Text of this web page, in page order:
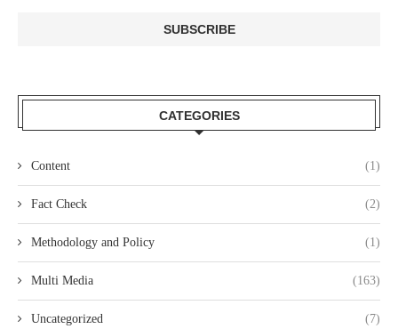
CATEGORIES
Content (1)
Fact Check (2)
Methodology and Policy (1)
Multi Media (163)
Uncategorized (7)